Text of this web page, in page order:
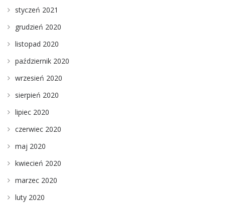
styczeń 2021
grudzień 2020
listopad 2020
październik 2020
wrzesień 2020
sierpień 2020
lipiec 2020
czerwiec 2020
maj 2020
kwiecień 2020
marzec 2020
luty 2020